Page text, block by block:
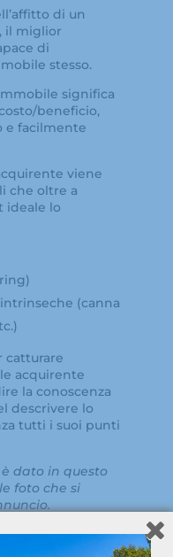
di un
il miglior
di
stesso.
significa
beneficio,
e facilmente
viene
che oltre a
ideale lo
(canna
catturare
acquirente
la conoscenza
descrivere lo
tutti i suoi punti
dato in questo
foto che si
ed obiettiva
aspetti